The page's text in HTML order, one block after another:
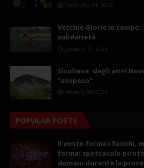
February 24, 2026
Vecchie Glorie in
solidarietà
January 19, 2026
Siculiana, dagli anni
"sospeso"
January 08, 2026
POPULAR POSTS
Il vento ferma i fuochi,
ferma: spettacolo
domani durante la